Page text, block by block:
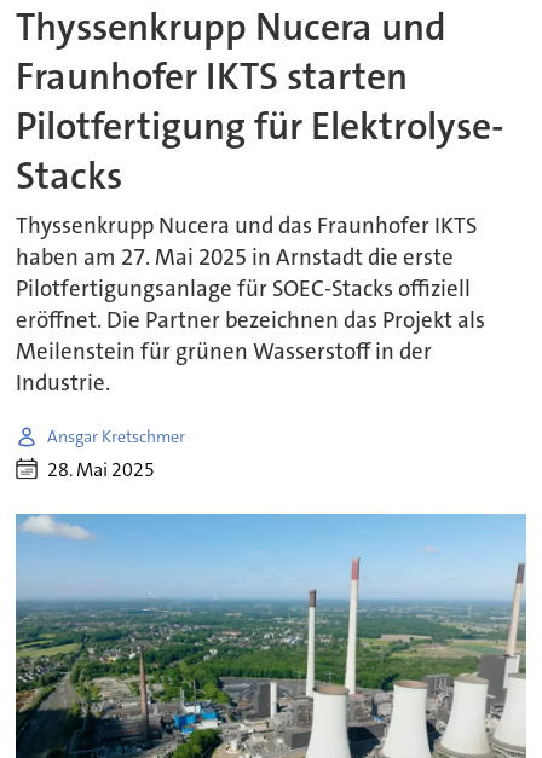
Thyssenkrupp Nucera und
Fraunhofer IKTS starten
Pilotfertigung für Elektrolyse-
Stacks
Thyssenkrupp Nucera und das Fraunhofer IKTS
haben am 27. Mai 2025 in Arnstadt die erste
Pilotfertigungsanlage für SOEC-Stacks offiziell
eröffnet. Die Partner bezeichnen das Projekt als
Meilenstein für grünen Wasserstoff in der
Industrie.
Ansgar Kretschmer
28. Mai 2025